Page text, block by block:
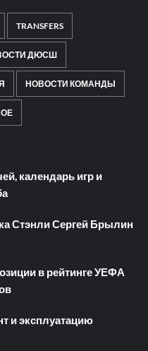
TRANSFERS
ДЮСШ
НОВОСТИ КОМАНДЫ
календарь игр и
Стэнли Сергей Брылин
в рейтинге УЕФА
и эксплуатацию